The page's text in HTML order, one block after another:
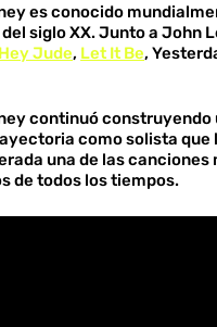
es conocido
siglo XX. Junto a
Hey Jude, Let It Be,
continuó
como solista
una de las
de todos los tiempos.